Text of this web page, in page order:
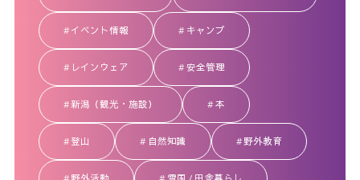
イベント情報 キャンプ
レインウェア 安全管理
新潟（観光・施設） 本
登山 自然知識 野外教育